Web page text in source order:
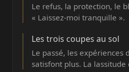
Le refus, la protection, le
« Laissez-moi tranquille ».
Les trois coupes au sol
Le passé, les expériences
satisfont plus. La lassitude